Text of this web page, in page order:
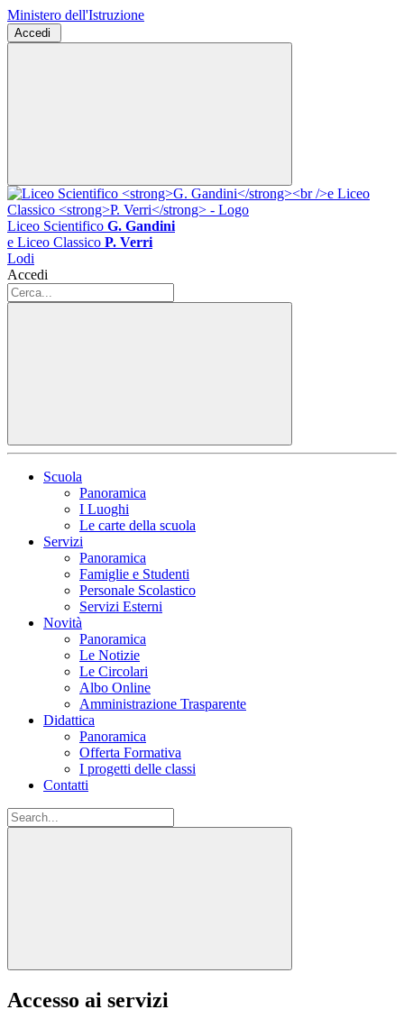
Ministero dell'Istruzione
Accedi
Liceo Scientifico G. Gandini
e Liceo Classico P. Verri
Lodi
Accedi
Scuola
Panoramica
I Luoghi
Le carte della scuola
Servizi
Panoramica
Famiglie e Studenti
Personale Scolastico
Servizi Esterni
Novità
Panoramica
Le Notizie
Le Circolari
Albo Online
Amministrazione Trasparente
Didattica
Panoramica
Offerta Formativa
I progetti delle classi
Contatti
Accesso ai servizi